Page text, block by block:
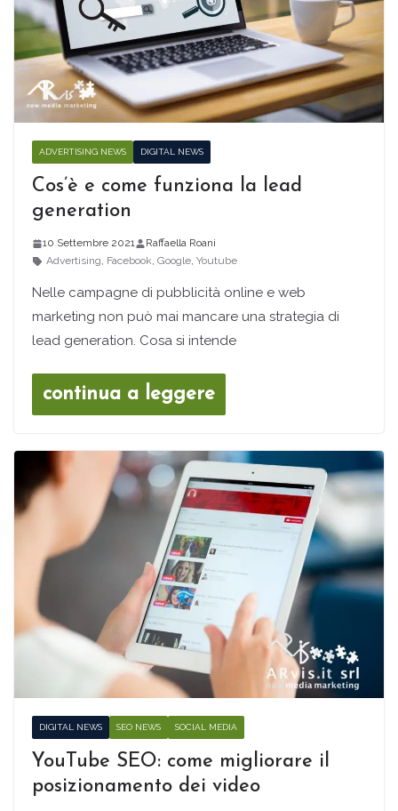
ADVERTISING NEWS DIGITAL NEWS
Cos’è e come funziona la lead
generation
10 Settembre 2021
Raffaella Roani
Advertising, Facebook, Google, Youtube
Nelle campagne di pubblicità online e web
marketing non può mai mancare una strategia di
lead generation. Cosa si intende
continua a leggere
DIGITAL NEWS SEO NEWS SOCIAL MEDIA
YouTube SEO: come migliorare il
posizionamento dei video